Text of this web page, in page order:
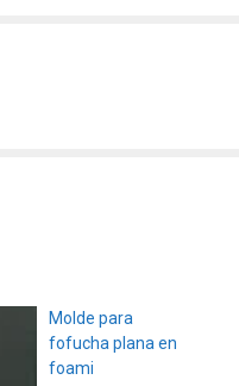
Molde para
fofucha plana en
foami